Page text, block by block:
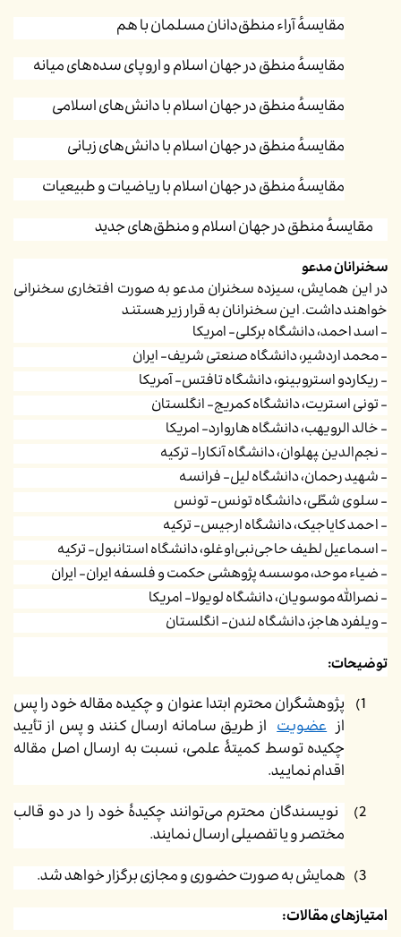
مقایسهٔ آراء منطق‌دانان مسلمان با هم
مقایسهٔ منطق در جهان اسلام و اروپای سده‌های میانه
مقایسهٔ منطق در جهان اسلام با دانش‌های اسلامی
مقایسهٔ منطق در جهان اسلام با دانش‌های زبانی
مقایسهٔ منطق در جهان اسلام با ریاضیات و طبیعیات
مقایسهٔ منطق در جهان اسلام و منطق‌های جدید
سخنرانان مدعو
در این همایش، سیزده سخنران مدعو به صورت افتخاری سخنرانی
خواهند داشت. این سخنرانان به قرار زیر هستند
- اسد احمد، دانشگاه برکلی- امریکا
- محمد اردشیر، دانشگاه صنعتی شریف- ایران
- ریکاردو استروبینو، دانشگاه تافتس- آمریکا
- تونی استریت، دانشگاه کمریج- انگلستان
- خالد الرویهب، دانشگاه هاروارد- امریکا
- نجم‌الدین ‍پهلوان، دانشگاه آنکارا- ترکیه
- شهید رحمان، دانشگاه لیل- فرانسه
- سلوی شطّی، دانشگاه تونس- تونس
- احمد کایاجیک، دانشگاه ارجیس- ترکیه
- اسماعیل لطیف حاجی‌نبی‌اوغلو، دانشگاه استانبول- ترکیه
- ضیاء موحد، موسسه پژوهشی حکمت و فلسفه ایران- ایران
- نصرالله موسویان، دانشگاه لویولا- امریکا
- ویلفرد هاجز، دانشگاه لندن- انگلستان
توضیحات:
1)
پژوهشگران محترم ابتدا عنوان و چکیده مقاله خود را پس
از عضویت از طریق سامانه ارسال کنند و پس از تأیید
چکیده توسط کمیتۀ علمی، نسبت ‌به ارسال اصل مقاله
اقدام نمایید.
2)
نویسندگان محترم می‌توانند چکیدۀ خود را در دو قالب
مختصر و یا تفصیلی ارسال نمایند.
3)
همایش به صورت حضوری و مجازی برگزار خواهد شد.
امتیازهای مقالات: